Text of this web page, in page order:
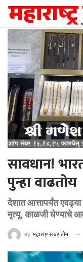
सावधान!
पुन्हा वाढतोय
देशात आत्तापर्यंत एवढ्या
मृत्यू, काळजी घेण्याचे
By महाराष्ट्र खबर टीम